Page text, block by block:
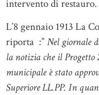
intervento di restauro.
L’8 gennaio 1913 La
riporta :”Nel giornale
la notizia che il Progetto
municipale è stato
Superiore LL.PP. In